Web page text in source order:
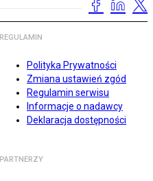
REGULAMIN
Polityka Prywatności
Zmiana ustawień zgód
Regulamin serwisu
Informacje o nadawcy
Deklaracja dostępności
PARTNERZY